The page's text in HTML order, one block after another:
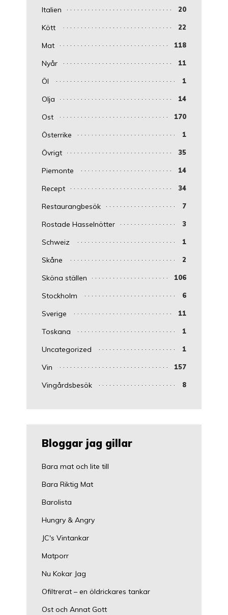
Italien 20
Kött 22
Mat 118
Nyår 11
Öl 1
Olja 14
Ost 170
Österrike 1
Övrigt 35
Piemonte 14
Recept 34
Restaurangbesök 7
Rostade Hasselnötter 3
Schweiz 1
Skåne 2
Sköna ställen 106
Stockholm 6
Sverige 11
Toskana 1
Uncategorized 1
Vin 157
Vingårdsbesök 8
Bloggar jag gillar
Bara mat och lite till
Bara Riktig Mat
Barolista
Hungry & Angry
JC's Vintankar
Matporr
Nu Kokar Jag
Ofiltrerat – en öldrickares tankar
Ost och Annat Gott